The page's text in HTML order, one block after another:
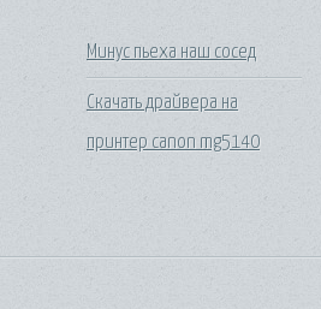
Минус пьеха наш сосед
Скачать драйвера на
принтер canon mg5140